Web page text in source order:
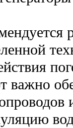
важно